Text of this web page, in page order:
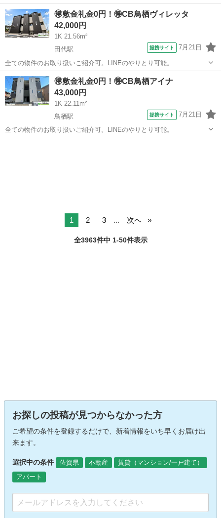
佐賀 佐賀市 佐賀駅 アパート
🉐敷金礼金0円！🉐CB鳥栖ヴィレッタ
42,000円
1K 21.56m²
田代駅
提携サイト 7月21日
全ての物件のお取り扱いご紹介可。LINEのやりとり可能。
佐賀 鳥栖市 田代駅 アパート
🉐敷金礼金0円！🉐CB鳥栖アイナ
43,000円
1K 22.11m²
鳥栖駅
提携サイト 7月21日
全ての物件のお取り扱いご紹介可。LINEのやりとり可能。
1 2 3 ... 次へ
全3963件中 1-50件表示
お探しの投稿が見つからなかった方
ご希望の条件を登録するだけで、新着情報をいち早くお届け出
来ます。
選択中の条件 佐賀県 不動産
賃貸（マンション/一戸建て）
アパート